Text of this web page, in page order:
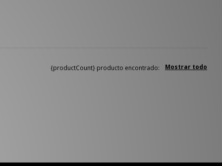
Mostrar todo
{productCount} producto encontrado: